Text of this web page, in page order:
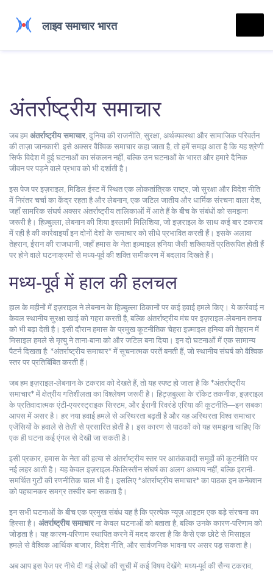
अंतर्राष्ट्रीय समाचार
जब हमअंतर्राष्ट्रीय समाचार, दुनिया की राजनीति, सुरक्षा, अर्थव्यवस्था और सामाजिक परिवर्तन
की ताज़ा जानकारी . इसे अक्सरवैश्विक समाचारकहा जाता है, तो हमें समझ आता है कि यह श्रेणी
सिर्फ विदेश में हुई घटनाओं का संकलन नहीं, बल्कि उन घटनाओं के भारत और हमारे दैनिक
जीवन पर पड़ने वाले प्रभाव को भी दर्शाती है।
इस पेज परइज़राइल मिडिल ईस्ट में स्थित एक लोकतांत्रिक राष्ट्र, जो सुरक्षा और विदेश नीति
में निरंतर चर्चा का केंद्र रहता हैऔरलेबनान, एक जटिल जातीय और धार्मिक संरचना वाला देश,
जहाँ सामरिक संघर्ष अक्सर अंतर्राष्ट्रीय तालिकाओं में आते हैंके बीच के संबंधों को समझना
जरूरी है। हिज़्बुल्ला लेबनान की शिया इस्लामी मिलिशिया, जो इज़राइल के साथ कई बार टकराव
में रही हैकी कार्रवाइयाँ इन दोनों देशों के समाचार को सीधे प्रभावित करती हैं। इसके अलावा
तेहरान, ईरान की राजधानी, जहाँ हमास के नेता इज़्माइल हनिया जैसी शख्सियतें प्रतिरूपित होती हैं
पर होने वाले घटनाक्रमों से मध्य‑पूर्व की शक्ति समीकरण में बदलाव दिखते हैं।
मध्य‑पूर्व में हाल की हलचल
हाल के महीनों में इज़राइल ने लेबनान के हिज़्बुल्ला ठिकानों पर कई हवाई हमले किए। ये कार्रवाई न
केवल स्थानीय सुरक्षा खाई को गहरा करती है, बल्कि अंतर्राष्ट्रीय मंच पर इज़राइल‑लेबनान तनाव
को भी बढ़ा देती है। इसी दौरान हमास के प्रमुख कूटनीतिक चेहरा इज़्माइल हनिया की तेहरान में
मिसाइल हमले से मृत्यु ने ताना‑बाना को और जटिल बना दिया। इन दो घटनाओं में एक सामान्य
पैटर्न दिखता है: *अंतर्राष्ट्रीय समाचार* में सूचनात्मक परतें बनती हैं, जो स्थानीय संघर्ष को वैश्विक
स्तर पर प्रतिबिंबित करती हैं।
जब हम इज़राइल‑लेबनान के टकराव को देखते हैं, तो यह स्पष्ट हो जाता है कि *अंतर्राष्ट्रीय
समाचार* में क्षेत्रीय गतिशीलता का विश्लेषण जरूरी है। हिट्ज़बुल्ला के रॉकेट तकनीक, इज़राइल
के प्रतिवादात्मक एंटी‑एयरस्ट्राइक सिस्टम, और ईरानी रिवरंडे एरिया की कूटनीति—इन सबका
आपस में असर है। हर नया हवाई हमले से अस्थिरता बढ़ती है और यह अस्थिरता विश्व समाचार
एजेंसियों के हवाले से तेज़ी से प्रसारित होती है। इस कारण से पाठकों को यह समझना चाहिए कि
एक ही घटना कई एंगल से देखी जा सकती है।
इसी प्रकार, हमास के नेता की हत्या से अंतर्राष्ट्रीय स्तर पर आतंकवादी समूहों की कूटनीति पर
नई लहर आती है। यह केवल इज़राइल‑फ़िलिस्तीन संघर्ष का अलग अध्याय नहीं, बल्कि इरानी-
समर्थित गुटों की रणनीतिक चाल भी है। इसलिए *अंतर्राष्ट्रीय समाचार* का पाठक इन कनेक्शन
को पहचानकर समग्र तस्वीर बना सकता है।
इन सभी घटनाओं के बीच एक प्रमुख संबंध यह है कि प्रत्येक न्यूज़ आइटम एक बड़े संरचना का
हिस्सा है। अंतर्राष्ट्रीय समाचारना केवल घटनाओं को बताता है, बल्कि उनके कारण‑परिणाम को
जोड़ता है। यह कारण‑परिणाम स्थापित करने में मदद करता है कि कैसे एक छोटे से मिसाइल
हमले से वैश्विक आर्थिक बाजार, विदेश नीति, और सार्वजनिक भावना पर असर पड़ सकता है।
अब आप इस पेज पर नीचे दी गई लेखों की सूची में कई विषय देखेंगे: मध्य‑पूर्व की सैन्य टकराव,